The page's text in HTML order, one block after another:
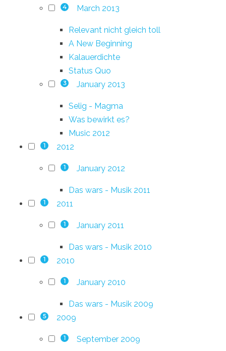
4 March 2013
Relevant nicht gleich toll
A New Beginning
Kalauerdichte
Status Quo
3 January 2013
Selig - Magma
Was bewirkt es?
Music 2012
1 2012
1 January 2012
Das wars - Musik 2011
1 2011
1 January 2011
Das wars - Musik 2010
1 2010
1 January 2010
Das wars - Musik 2009
5 2009
1 September 2009